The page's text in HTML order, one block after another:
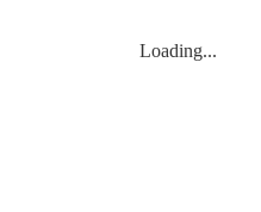
Loading...